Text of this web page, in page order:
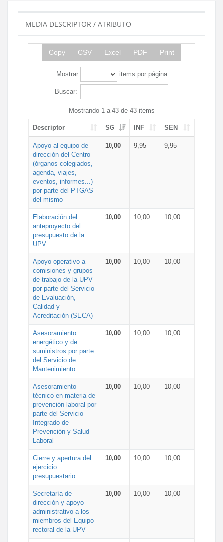
MEDIA DESCRIPTOR / ATRIBUTO
Copy CSV Excel PDF Print
Mostrar items por página
Buscar:
Mostrando 1 a 43 de 43 items
Descriptor SG INF SEN
Apoyo al equipo de
dirección del Centro
(órganos colegiados,
agenda, viajes,
eventos, informes...)
por parte del PTGAS
del mismo
10,00 9,95 9,95
Elaboración del
anteproyecto del
presupuesto de la
UPV
10,00 10,00 10,00
Apoyo operativo a
comisiones y grupos
de trabajo de la UPV
por parte del Servicio
de Evaluación,
Calidad y
Acreditación (SECA)
10,00 10,00 10,00
Asesoramiento
energético y de
suministros por parte
del Servicio de
Mantenimiento
10,00 10,00 10,00
Asesoramiento
técnico en materia de
prevención laboral por
parte del Servicio
Integrado de
Prevención y Salud
Laboral
10,00 10,00 10,00
Cierre y apertura del
ejercicio
presupuestario
10,00 10,00 10,00
Secretaría de
dirección y apoyo
administrativo a los
miembros del Equipo
rectoral de la UPV
10,00 10,00 10,00